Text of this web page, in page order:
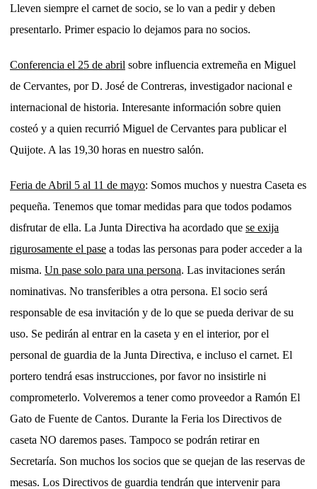
Lleven siempre el carnet de socio, se lo van a pedir y deben
presentarlo. Primer espacio lo dejamos para no socios.
Conferencia el 25 de abril sobre influencia extremeña en Miguel
de Cervantes, por D. José de Contreras, investigador nacional e
internacional de historia. Interesante información sobre quien
costeó y a quien recurrió Miguel de Cervantes para publicar el
Quijote. A las 19,30 horas en nuestro salón.
Feria de Abril 5 al 11 de mayo: Somos muchos y nuestra Caseta es
pequeña. Tenemos que tomar medidas para que todos podamos
disfrutar de ella. La Junta Directiva ha acordado que se exija
rigurosamente el pase a todas las personas para poder acceder a la
misma. Un pase solo para una persona. Las invitaciones serán
nominativas. No transferibles a otra persona. El socio será
responsable de esa invitación y de lo que se pueda derivar de su
uso. Se pedirán al entrar en la caseta y en el interior, por el
personal de guardia de la Junta Directiva, e incluso el carnet. El
portero tendrá esas instrucciones, por favor no insistirle ni
comprometerlo. Volveremos a tener como proveedor a Ramón El
Gato de Fuente de Cantos. Durante la Feria los Directivos de
caseta NO daremos pases. Tampoco se podrán retirar en
Secretaría. Son muchos los socios que se quejan de las reservas de
mesas. Los Directivos de guardia tendrán que intervenir para